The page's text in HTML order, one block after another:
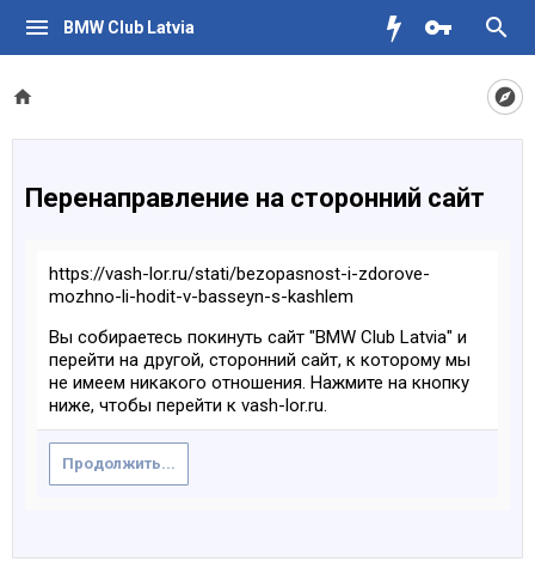
BMW Club Latvia
Перенаправление на сторонний сайт
https://vash-lor.ru/stati/bezopasnost-i-zdorove-
mozhno-li-hodit-v-basseyn-s-kashlem
Вы собираетесь покинуть сайт "BMW Club Latvia" и
перейти на другой, сторонний сайт, к которому мы
не имеем никакого отношения. Нажмите на кнопку
ниже, чтобы перейти к vash-lor.ru.
Продолжить...